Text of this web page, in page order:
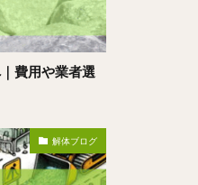
費用や業者選
解体ブログ